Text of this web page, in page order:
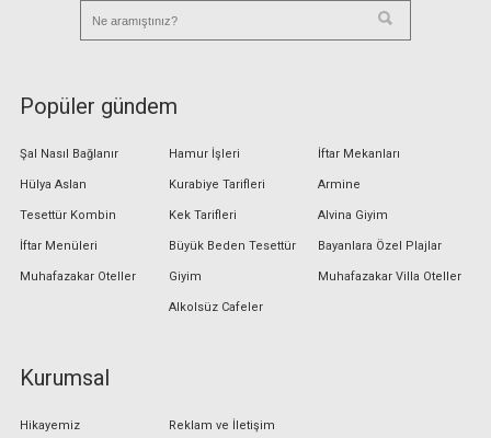
Popüler gündem
Şal Nasıl Bağlanır
Hülya Aslan
Tesettür Kombin
İftar Menüleri
Muhafazakar Oteller
Hamur İşleri
Kurabiye Tarifleri
Kek Tarifleri
Büyük Beden Tesettür
Giyim
Alkolsüz Cafeler
İftar Mekanları
Armine
Alvina Giyim
Bayanlara Özel Plajlar
Muhafazakar Villa Oteller
Kurumsal
Hikayemiz Reklam ve İletişim